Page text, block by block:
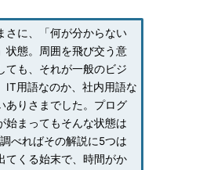
さに、「何が分からない
状態。周囲を飛び交う意
ても、それが一般のビジ
IT用語なのか、社内用語な
ありさまでした。プログ
始まってもそんな状態は
べればその解説に5つは
てくる始末で、時間がか